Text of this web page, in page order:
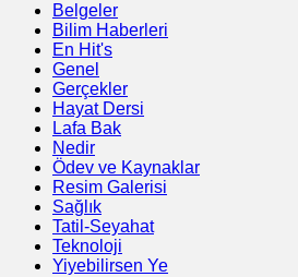
Belgeler
Bilim Haberleri
En Hit's
Genel
Gerçekler
Hayat Dersi
Lafa Bak
Nedir
Ödev ve Kaynaklar
Resim Galerisi
Sağlık
Tatil-Seyahat
Teknoloji
Yiyebilirsen Ye